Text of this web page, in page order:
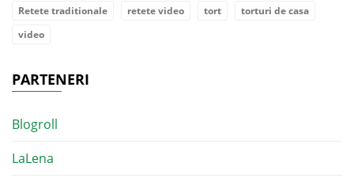
Retete traditionale
retete video tort
torturi de casa
video
PARTENERI
Blogroll
LaLena